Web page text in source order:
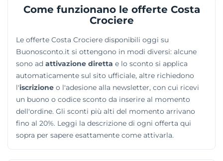
vengono costantemente arricchiti da offerte speciali
riservate ai tragitti in nave. A bordo, i passeggeri
abitative più adatte per viaggiare in assoluto relax,
trovando la sistemazione ideale per ammirare il
mondo dai ponti della motonave in piena
spensieratezza.
Come funzionano le offerte Costa
Crociere
Le offerte Costa Crociere disponibili oggi su
Buonosconto.it si ottengono in modi diversi: alcune
sono ad attivazione diretta e lo sconto si applica
automaticamente sul sito ufficiale, altre richiedono
l'iscrizione o l'adesione alla newsletter, con cui ricevi
un buono o codice sconto da inserire al momento
dell'ordine. Gli sconti più alti del momento arrivano
fino al 20%. Leggi la descrizione di ogni offerta qui
sopra per sapere esattamente come attivarla.